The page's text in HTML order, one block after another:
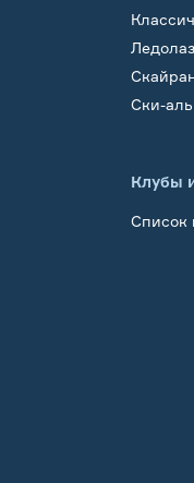
Ски-
Клубы
Список